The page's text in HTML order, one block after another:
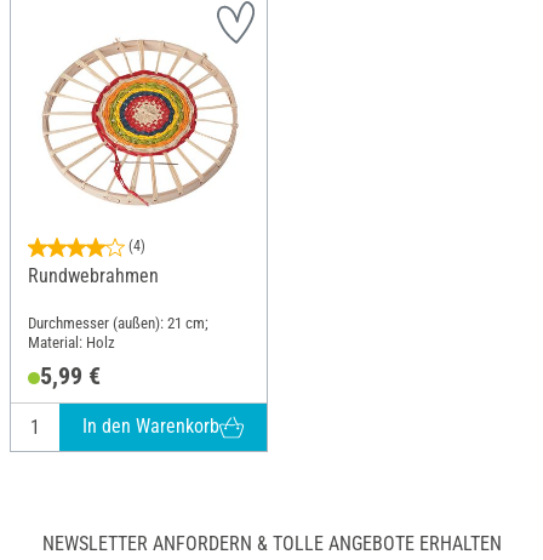
(4)
Rundwebrahmen
Durchmesser (außen): 21 cm;
Material: Holz
5,99 €
In den Warenkorb
NEWSLETTER ANFORDERN & TOLLE ANGEBOTE ERHALTEN